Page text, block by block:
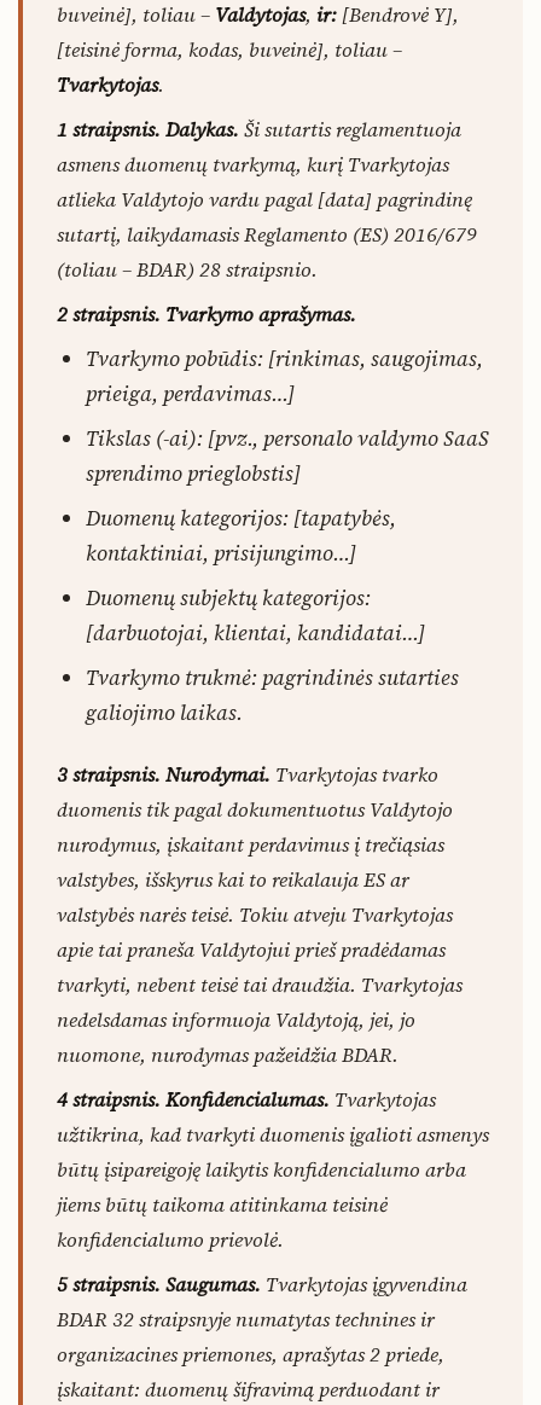
buveinė], toliau – Valdytojas, ir: [Bendrovė Y],
[teisinė forma, kodas, buveinė], toliau –
Tvarkytojas.
1 straipsnis. Dalykas. Ši sutartis reglamentuoja
asmens duomenų tvarkymą, kurį Tvarkytojas
atlieka Valdytojo vardu pagal [data] pagrindinę
sutartį, laikydamasis Reglamento (ES) 2016/679
(toliau – BDAR) 28 straipsnio.
2 straipsnis. Tvarkymo aprašymas.
Tvarkymo pobūdis: [rinkimas, saugojimas,
prieiga, perdavimas…]
Tikslas (-ai): [pvz., personalo valdymo SaaS
sprendimo prieglobstis]
Duomenų kategorijos: [tapatybės,
kontaktiniai, prisijungimo…]
Duomenų subjektų kategorijos:
[darbuotojai, klientai, kandidatai…]
Tvarkymo trukmė: pagrindinės sutarties
galiojimo laikas.
3 straipsnis. Nurodymai. Tvarkytojas tvarko
duomenis tik pagal dokumentuotus Valdytojo
nurodymus, įskaitant perdavimus į trečiąsias
valstybes, išskyrus kai to reikalauja ES ar
valstybės narės teisė. Tokiu atveju Tvarkytojas
apie tai praneša Valdytojui prieš pradėdamas
tvarkyti, nebent teisė tai draudžia. Tvarkytojas
nedelsdamas informuoja Valdytoją, jei, jo
nuomone, nurodymas pažeidžia BDAR.
4 straipsnis. Konfidencialumas. Tvarkytojas
užtikrina, kad tvarkyti duomenis įgalioti asmenys
būtų įsipareigoję laikytis konfidencialumo arba
jiems būtų taikoma atitinkama teisinė
konfidencialumo prievolė.
5 straipsnis. Saugumas. Tvarkytojas įgyvendina
BDAR 32 straipsnyje numatytas technines ir
organizacines priemones, aprašytas 2 priede,
įskaitant: duomenų šifravimą perduodant ir